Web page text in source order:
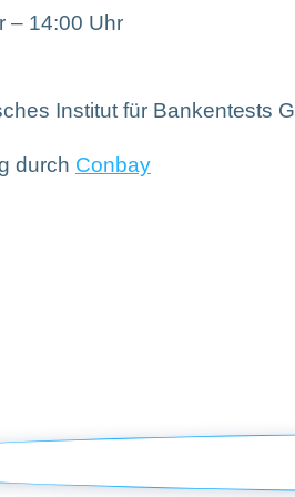
– 14:00 Uhr
Institut für Bankentests
durch Conbay